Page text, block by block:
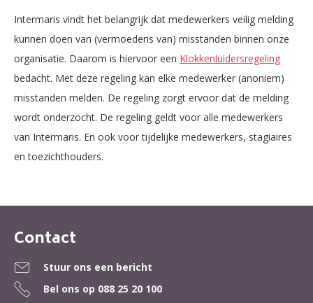
Intermaris vindt het belangrijk dat medewerkers veilig melding
kunnen doen van (vermoedens van) misstanden binnen onze
organisatie. Daarom is hiervoor een Klokkenluidersregeling
bedacht. Met deze regeling kan elke medewerker (anoniem)
misstanden melden. De regeling zorgt ervoor dat de melding
wordt onderzocht. De regeling geldt voor alle medewerkers
van Intermaris. En ook voor tijdelijke medewerkers, stagiaires
en toezichthouders.
Contactinformatie
Contact
Stuur ons een bericht
Bel ons op 088 25 20 100